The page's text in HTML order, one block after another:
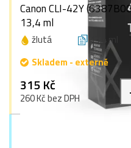
Canon CLI-42Y
13,4 ml
žlutá 13,4 ml
Skladem - externě
315 Kč
260 Kč bez DPH